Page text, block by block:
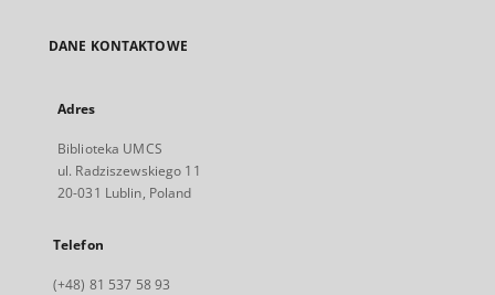
DANE KONTAKTOWE
Adres
Biblioteka UMCS
ul. Radziszewskiego 11
20-031 Lublin, Poland
Telefon
(+48) 81 537 58 93